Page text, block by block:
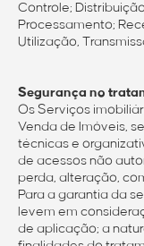
Controle;
Processamento;
Utilização,
Segurança no
Os Serviços
Venda de Imóveis,
técnicas e
de acessos não
perda, alteração,
Para a garantia da
levem em
de aplicação; a